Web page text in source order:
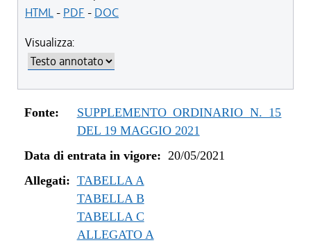
dal 12/08/2023 al 13/05/2024
dal 04/08/2022 al 31/12/2022
dal 14/06/2022 al 03/08/2022
dal 01/01/2022 al 13/06/2022
dal 10/12/2021 al 31/12/2021
dal 06/11/2021 al 09/12/2021
dal 20/05/2021 al 11/08/2021
HTML- PDF - DOC
Visualizza:
Fonte:
SUPPLEMENTO ORDINARIO N. 15
DEL 19 MAGGIO 2021
Data di entrata in vigore: 20/05/2021
Allegati: TABELLA A
TABELLA B
TABELLA C
ALLEGATO A